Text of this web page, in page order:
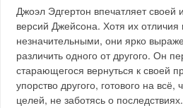
Джоэл Эдгертон впечатляет своей
версий Джейсона. Хотя их отличия
незначительными, они ярко
различить одного от другого. Он
старающегося вернуться к своей
упорство другого, готового на всё,
целей, не заботясь о последствиях.